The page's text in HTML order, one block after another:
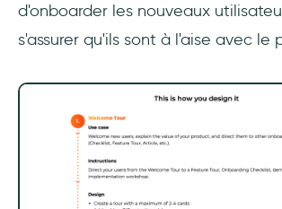
d'onboarder les nouveaux
s'assurer qu'ils sont à l'aise avec le